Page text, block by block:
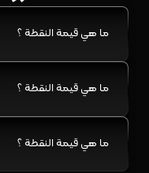
ما هي قيمة النقطة ؟
ما هي قيمة النقطة ؟
ما هي قيمة النقطة ؟